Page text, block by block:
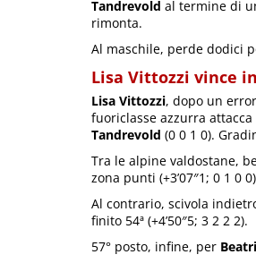
Tandrevold al termine di
rimonta.
Al maschile, perde dodici
Lisa Vittozzi vince
Lisa Vittozzi, dopo un
fuoriclasse azzurra attacca
Tandrevold (0 0 1 0).
Tra le alpine valdostane,
zona punti (+3’07″1; 0 1 0
Al contrario, scivola
finito 54ª (+4’50″5; 3 2 2 2).
57° posto, infine, per